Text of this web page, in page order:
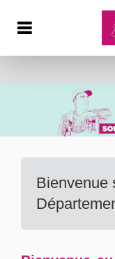
Bienvenue